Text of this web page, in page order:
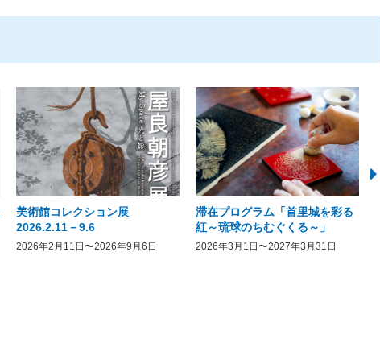
美術館コレクション展
2026.2.11－9.6
2026年2月11日〜2026年9月6日
滞在プログラム「首里城を彩る
紅～琉球のちむぐくる～」
2026年3月1日〜2027年3月31日